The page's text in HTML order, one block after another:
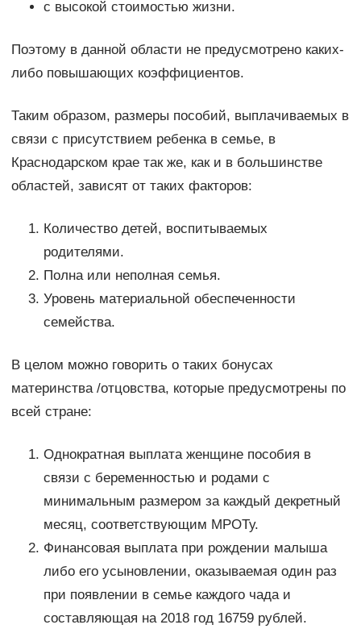
с высокой стоимостью жизни.
Поэтому в данной области не предусмотрено каких-
либо повышающих коэффициентов.
Таким образом, размеры пособий, выплачиваемых в
связи с присутствием ребенка в семье, в
Краснодарском крае так же, как и в большинстве
областей, зависят от таких факторов:
Количество детей, воспитываемых
родителями.
Полна или неполная семья.
Уровень материальной обеспеченности
семейства.
В целом можно говорить о таких бонусах
материнства /отцовства, которые предусмотрены по
всей стране:
Однократная выплата женщине пособия в
связи с беременностью и родами с
минимальным размером за каждый декретный
месяц, соответствующим МРОТу.
Финансовая выплата при рождении малыша
либо его усыновлении, оказываемая один раз
при появлении в семье каждого чада и
составляющая на 2018 год 16759 рублей.